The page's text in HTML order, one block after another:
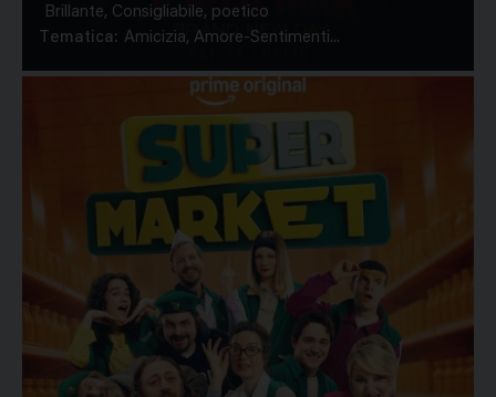
Brillante, Consigliabile, poetico
Tematica: Amicizia, Amore-Sentimenti...